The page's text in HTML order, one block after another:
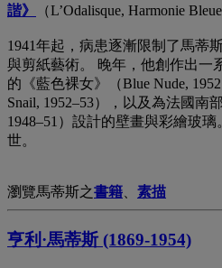
諧》
（L’Odalisque, Harmonie
1941年起，病患逐漸限制了馬蒂
與剪紙藝術。 晚年，他創作出一
的《藍色裸女》（Blue Nude,
Snail, 1952–53），以及為法國南
1948–51）設計的壁畫與彩繪玻
世。
瀏覽馬蒂斯之書籍 素描
亨利·馬蒂斯 (1869-1954)